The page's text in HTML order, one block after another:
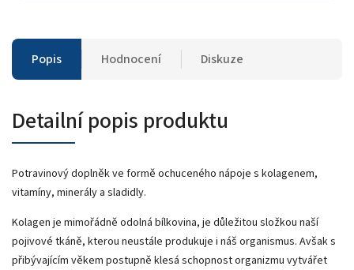
Popis Hodnocení Diskuze
Detailní popis produktu
Potravinový doplněk ve formě ochuceného nápoje s kolagenem,
vitamíny, minerály a sladidly.
Kolagen je mimořádně odolná bílkovina, je důležitou složkou naší
pojivové tkáně, kterou neustále produkuje i náš organismus. Avšak s
přibývajícím věkem postupně klesá schopnost organizmu vytvářet